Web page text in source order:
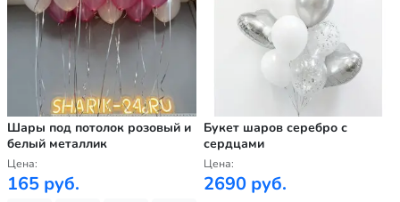
Шары под потолок розовый и
белый металлик
Цена:
165 руб.
Букет шаров серебро с
сердцами
Цена:
2690 руб.